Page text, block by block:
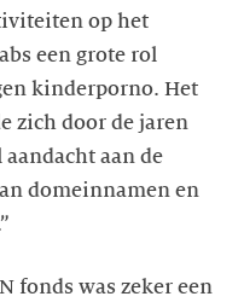
op het
een grote rol
kinderporno. Het
zich door de jaren
aan de
domeinnamen en
fonds was zeker een